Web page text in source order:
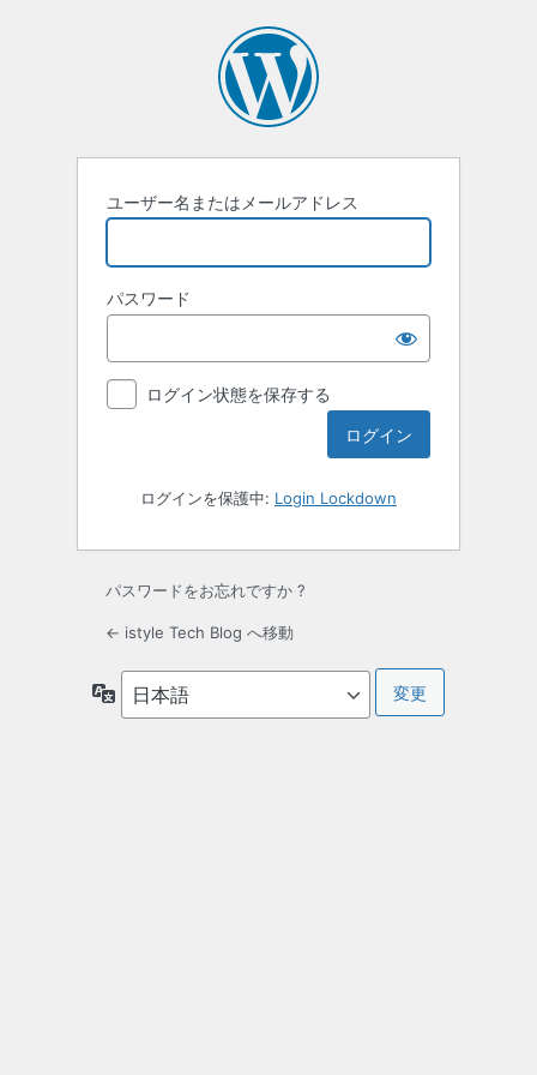
ユーザー名またはメールアドレス
パスワード
ログイン状態を保存する
ログインを保護中: Login Lockdown
パスワードをお忘れですか ?
← istyle Tech Blog へ移動
語